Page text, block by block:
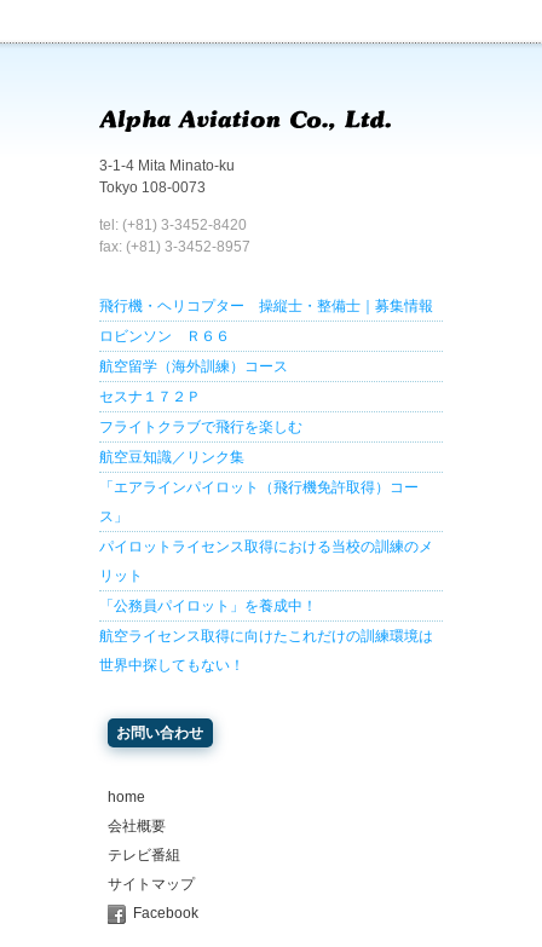
3-1-4 Mita Minato-ku
Tokyo 108-0073
tel: (+81) 3-3452-8420
fax: (+81) 3-3452-8957
飛行機・ヘリコプター 操縦士・整備士｜募集情報
ロビンソン Ｒ６６
航空留学（海外訓練）コース
セスナ１７２Ｐ
フライトクラブで飛行を楽しむ
航空豆知識／リンク集
「エアラインパイロット（飛行機免許取得）コー
ス」
パイロットライセンス取得における当校の訓練のメ
リット
「公務員パイロット」を養成中！
航空ライセンス取得に向けたこれだけの訓練環境は
世界中探してもない！
お問い合わせ
home
会社概要
テレビ番組
サイトマップ
Facebook